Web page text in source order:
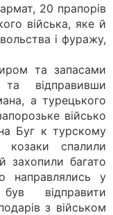
20 прапорів
війська, яке й
і фуражу,
та запасами
відправивши
а турецького
військо
Буг к турскому
козаки спалили
захопили багато
направлялись у
відправити
з військом